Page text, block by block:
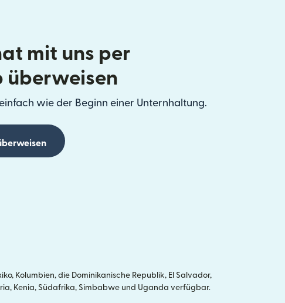
mit uns per
überweisen
wie der Beginn einer Unternhaltung.
Kolumbien, die Dominikanische Republik, El Salvador,
Kenia, Südafrika, Simbabwe und Uganda verfügbar.